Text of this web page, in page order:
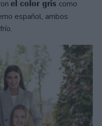
el color gris como
español, ambos